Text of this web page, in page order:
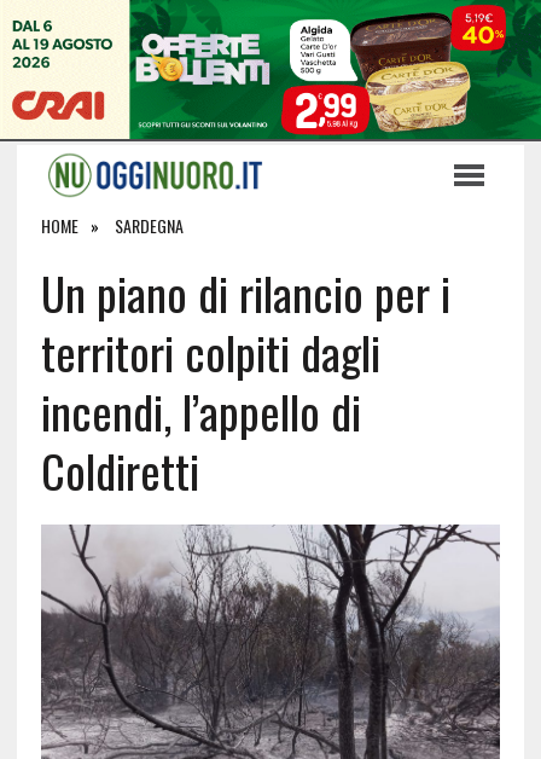
HOME SARDEGNA
Un piano di rilancio per i
territori colpiti dagli
incendi, l’appello di
Coldiretti